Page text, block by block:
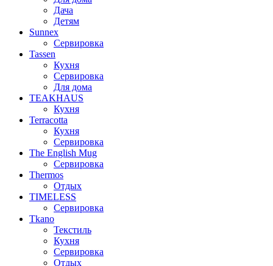
Дача
Детям
Sunnex
Сервировка
Tassen
Кухня
Сервировка
Для дома
TEAKHAUS
Кухня
Terracotta
Кухня
Сервировка
The English Mug
Сервировка
Thermos
Отдых
TIMELESS
Сервировка
Tkano
Текстиль
Кухня
Сервировка
Отдых